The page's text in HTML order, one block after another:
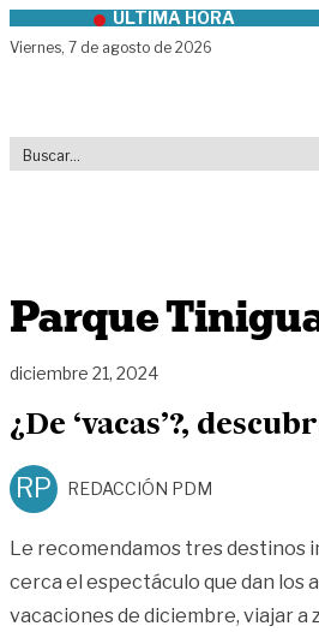
Skip to contentÚLTIMA HORA
Viernes, 7 de agosto de 2026
Parque
diciembre 21, 2024
¿De ‘vacas’?,
RP REDACCIÓN PDM
Le recomendamos tres destinos
cerca el espectáculo que dan los
vacaciones de diciembre, viajar a